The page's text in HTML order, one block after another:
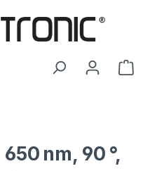
nm, 90 °,